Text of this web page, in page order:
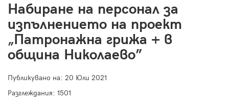
Набиране на персонал за
изпълнението на проект
„Патронажна грижа + в
община Николаево”
Публикувано на: 20 Юли 2021
Разглеждания: 1501